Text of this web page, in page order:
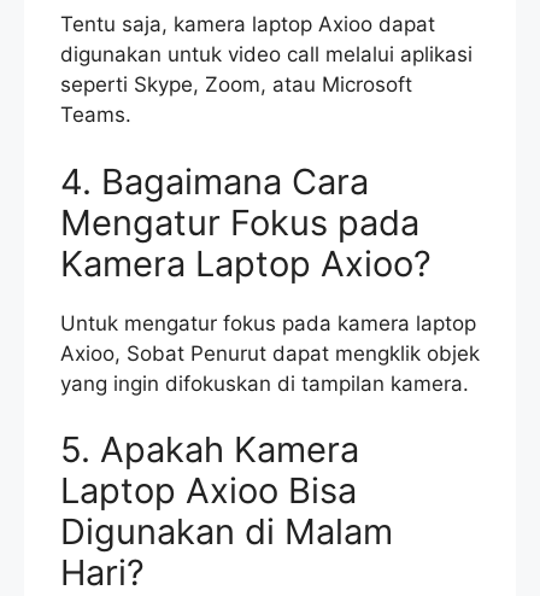
Tentu saja, kamera laptop Axioo dapat
digunakan untuk video call melalui aplikasi
seperti Skype, Zoom, atau Microsoft
Teams.
4. Bagaimana Cara
Mengatur Fokus pada
Kamera Laptop Axioo?
Untuk mengatur fokus pada kamera laptop
Axioo, Sobat Penurut dapat mengklik objek
yang ingin difokuskan di tampilan kamera.
5. Apakah Kamera
Laptop Axioo Bisa
Digunakan di Malam
Hari?